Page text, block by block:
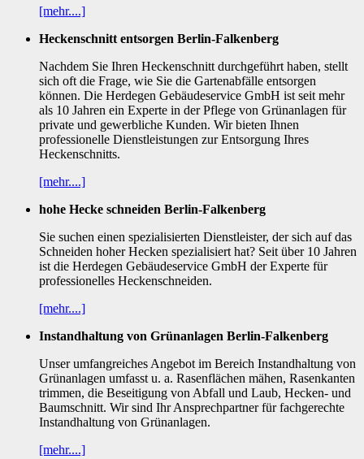
[mehr....]
Heckenschnitt entsorgen Berlin-Falkenberg
Nachdem Sie Ihren Heckenschnitt durchgeführt haben, stellt
sich oft die Frage, wie Sie die Gartenabfälle entsorgen
können. Die Herdegen Gebäudeservice GmbH ist seit mehr
als 10 Jahren ein Experte in der Pflege von Grünanlagen für
private und gewerbliche Kunden. Wir bieten Ihnen
professionelle Dienstleistungen zur Entsorgung Ihres
Heckenschnitts.
[mehr....]
hohe Hecke schneiden Berlin-Falkenberg
Sie suchen einen spezialisierten Dienstleister, der sich auf das
Schneiden hoher Hecken spezialisiert hat? Seit über 10 Jahren
ist die Herdegen Gebäudeservice GmbH der Experte für
professionelles Heckenschneiden.
[mehr....]
Instandhaltung von Grünanlagen Berlin-Falkenberg
Unser umfangreiches Angebot im Bereich Instandhaltung von
Grünanlagen umfasst u. a. Rasenflächen mähen, Rasenkanten
trimmen, die Beseitigung von Abfall und Laub, Hecken- und
Baumschnitt. Wir sind Ihr Ansprechpartner für fachgerechte
Instandhaltung von Grünanlagen.
[mehr....]